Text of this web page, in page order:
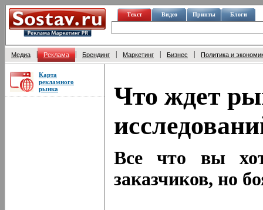
Текст Видео Принты Блоги
Медиа Реклама Брендинг Маркетинг Бизнес Политика и
Карта
рекламного
рынка
Что ждет
Все что вы
заказчиков, но